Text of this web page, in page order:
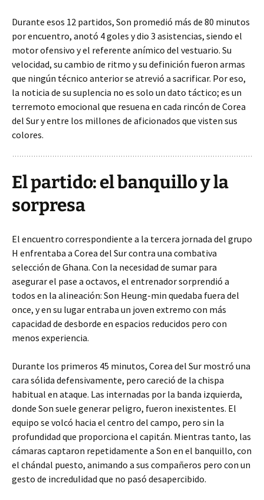
Durante esos 12 partidos, Son promedió más de 80 minutos
por encuentro, anotó 4 goles y dio 3 asistencias, siendo el
motor ofensivo y el referente anímico del vestuario. Su
velocidad, su cambio de ritmo y su definición fueron armas
que ningún técnico anterior se atrevió a sacrificar. Por eso,
la noticia de su suplencia no es solo un dato táctico; es un
terremoto emocional que resuena en cada rincón de Corea
del Sur y entre los millones de aficionados que visten sus
colores.
El partido: el banquillo y la
sorpresa
El encuentro correspondiente a la tercera jornada del grupo
H enfrentaba a Corea del Sur contra una combativa
selección de Ghana. Con la necesidad de sumar para
asegurar el pase a octavos, el entrenador sorprendió a
todos en la alineación: Son Heung-min quedaba fuera del
once, y en su lugar entraba un joven extremo con más
capacidad de desborde en espacios reducidos pero con
menos experiencia.
Durante los primeros 45 minutos, Corea del Sur mostró una
cara sólida defensivamente, pero careció de la chispa
habitual en ataque. Las internadas por la banda izquierda,
donde Son suele generar peligro, fueron inexistentes. El
equipo se volcó hacia el centro del campo, pero sin la
profundidad que proporciona el capitán. Mientras tanto, las
cámaras captaron repetidamente a Son en el banquillo, con
el chándal puesto, animando a sus compañeros pero con un
gesto de incredulidad que no pasó desapercibido.